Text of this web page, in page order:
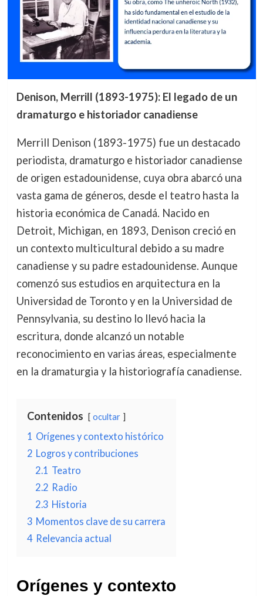
Denison, Merrill (1893-1975): El legado de un
dramaturgo e historiador canadiense
Merrill Denison (1893-1975) fue un destacado
periodista, dramaturgo e historiador canadiense
de origen estadounidense, cuya obra abarcó una
vasta gama de géneros, desde el teatro hasta la
historia económica de Canadá. Nacido en
Detroit, Michigan, en 1893, Denison creció en
un contexto multicultural debido a su madre
canadiense y su padre estadounidense. Aunque
comenzó sus estudios en arquitectura en la
Universidad de Toronto y en la Universidad de
Pennsylvania, su destino lo llevó hacia la
escritura, donde alcanzó un notable
reconocimiento en varias áreas, especialmente
en la dramaturgia y la historiografía canadiense.
Contenidos ocultar
1 Orígenes y contexto histórico
2 Logros y contribuciones
2.1 Teatro
2.2 Radio
2.3 Historia
3 Momentos clave de su carrera
4 Relevancia actual
Orígenes y contexto